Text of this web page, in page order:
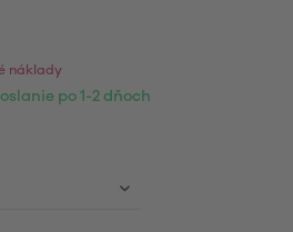
náklady
po 1-2 dňoch